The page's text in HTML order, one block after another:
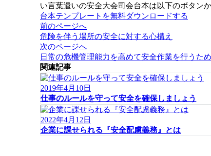
い言葉遣いの安全大会司会台本は以下のボタン
台本テンプレートを無料ダウンロードする
投
稿
ナ
ビ
ゲ
ー
シ
ョ
ン
前のページへ
危険を伴う場所の安全に対する心構え
次のページへ
日常の危機管理能力を高めて安全作業を行うた
関連記事
2019年4月10日
仕事のルールを守って安全を確保しましょう
2022年4月12日
企業に課せられる『安全配慮義務』とは